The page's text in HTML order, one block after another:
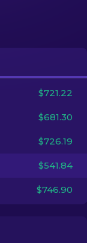
IT
$721.22
$681.30
$726.19
$541.84
$746.90